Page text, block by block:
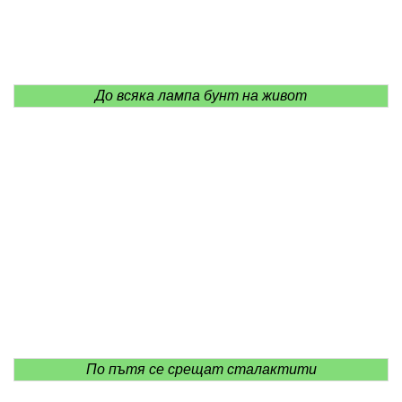
До всяка лампа бунт на живот
По пътя се срещат сталактити